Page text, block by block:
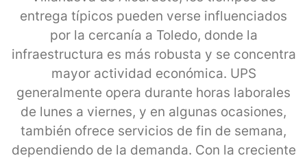
entrega típicos pueden verse influenciados
por la cercanía a Toledo, donde la
infraestructura es más robusta y se concentra
mayor actividad económica. UPS
generalmente opera durante horas laborales
de lunes a viernes, y en algunas ocasiones,
también ofrece servicios de fin de semana,
dependiendo de la demanda. Con la creciente